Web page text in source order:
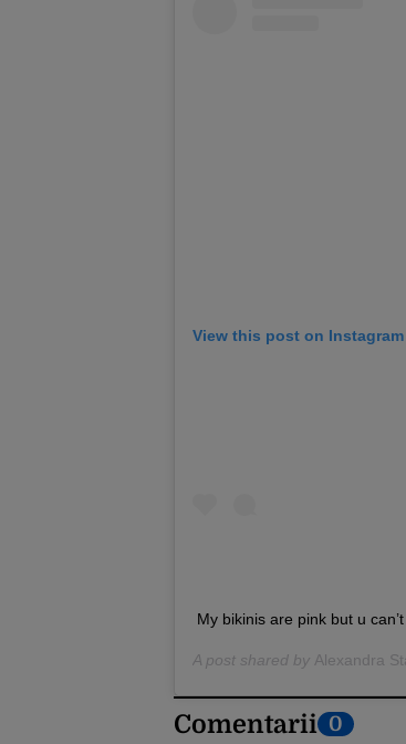
View this post on Instagram
My bikinis are pink but u
A post shared by Alexandra
Comentarii 0